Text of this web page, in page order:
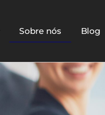
Sobre nós Blog